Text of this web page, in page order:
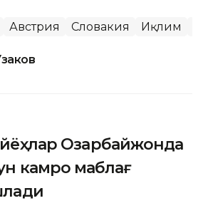
Австрия Словакия Иқлим
Озарбайжонда
камроқ маблағ